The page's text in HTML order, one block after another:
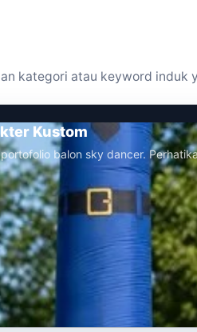
kategori atau keyword induk
Kustom
balon sky dancer.